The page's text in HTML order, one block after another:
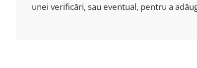
unei verificări, sau eventual, pentru a